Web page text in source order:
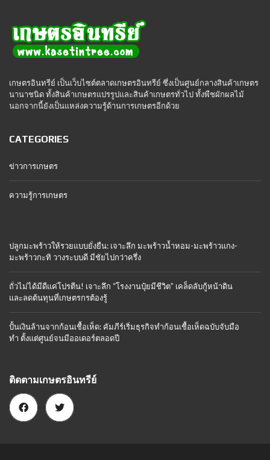
เกษตรอินทรีย์ เป็นเว็บไซต์ตลาดเกษตรอินทรีย์ ซึ่งเป็นศูนย์กลางสินค้าเกษตร
นานาชนิด ทั้งสินค้าเกษตรแปรรูปและสินค้าเกษตรทั่วไป ทั้งพืชผักผลไม้
นอกจากนี้ยังเป็นแหล่งความรู้ด้านการเกษตรอีกด้วย
CATEGORIES
ข่าวการเกษตร
ความรู้การเกษตร
ปลูกมะพร้าวให้รวยแบบยั่งยืน: เจาะลึก มะพร้าวน้ำหอม-มะพร้าวแกง-
มะพร้าวกะทิ วางระบบดี มีชัยไปกว่าครึ่ง
ถั่วไม่ได้มีดีแค่โปรตีน! เจาะลึก “โรงงานปุ๋ยมีชีวิต” เคล็ดลับกู้หน้าดิน
และลดต้นทุนที่เกษตรกรต้องรู้
ปั้นเงินล้านจากก้อนเชื้อเห็ด: คัมภีร์เริ่มธุรกิจทำก้อนเชื้อเห็ดฉบับจับมือ
ทำ ตั้งแต่ศูนย์จนมีออเดอร์ตลอดปี
ติดตามเกษตรอินทรีย์